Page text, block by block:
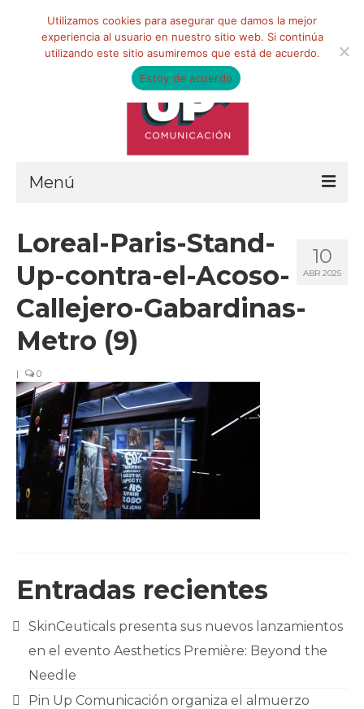
Menú
Qué hacemos
Marketing de influencia
Equipo
CLIENTES
BLOG
CONTACTO
10
ABR 2025
Loreal-Paris-Stand-
Up-contra-el-Acoso-
Callejero-Gabardinas-
Metro (9)
| 0
Entradas recientes
SkinCeuticals presenta sus nuevos lanzamientos
en el evento Aesthetics Première: Beyond the
Needle
Pin Up Comunicación organiza el almuerzo
Utilizamos cookies para asegurar que damos la mejor
experiencia al usuario en nuestro sitio web. Si continúa
utilizando este sitio asumiremos que está de acuerdo.
Estoy de acuerdo